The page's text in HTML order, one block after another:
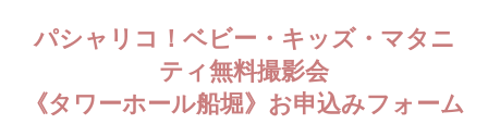
パシャリコ！ベビー・キッズ・マタニ
ティ無料撮影会
《タワーホール船堀》お申込みフォーム